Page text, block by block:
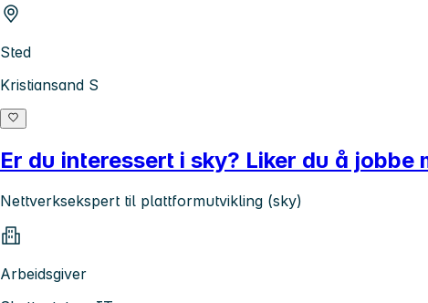
Sted
Kristiansand S
Er du interessert i sky? Liker du å jobbe
Nettverksekspert til plattformutvikling (sky)
Arbeidsgiver